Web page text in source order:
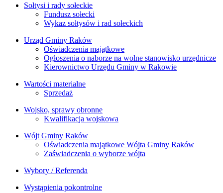
Sołtysi i rady sołeckie
Fundusz sołecki
Wykaz sołtysów i rad sołeckich
Urząd Gminy Raków
Oświadczenia majątkowe
Ogłoszenia o naborze na wolne stanowisko urzędnicze
Kierownictwo Urzędu Gminy w Rakowie
Wartości materialne
Sprzedaż
Wojsko, sprawy obronne
Kwalifikacja wojskowa
Wójt Gminy Raków
Oświadczenia majątkowe Wójta Gminy Raków
Zaświadczenia o wyborze wójta
Wybory / Referenda
Wystąpienia pokontrolne